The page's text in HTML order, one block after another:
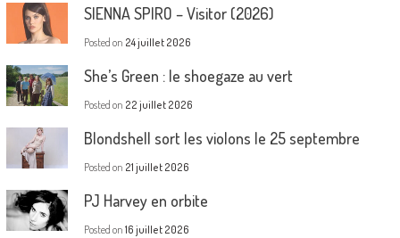
SIENNA SPIRO – Visitor (2026)
Posted on 24 juillet 2026
She’s Green : le shoegaze au vert
Posted on 22 juillet 2026
Blondshell sort les violons le 25 septembre
Posted on 21 juillet 2026
PJ Harvey en orbite
Posted on 16 juillet 2026